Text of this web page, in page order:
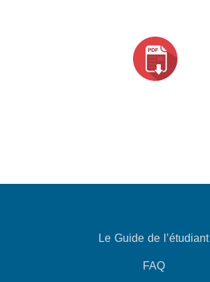
Le Guide de l’étudiant
FAQ